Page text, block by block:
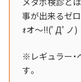
事が出来るゼ
ｫオ～!!(ﾟДﾟノ)
※レギュラー・
す。